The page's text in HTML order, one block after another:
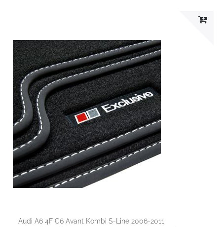
Audi A6 4F C6 Avant Kombi S-Line 2006-2011